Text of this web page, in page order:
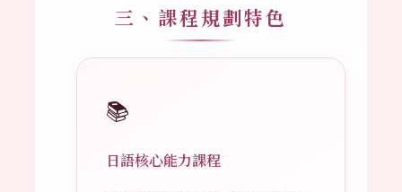
三、課程規劃特色
📚
日語核心能力課程